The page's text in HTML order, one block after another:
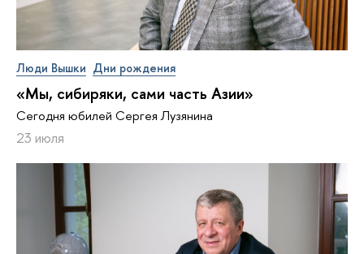
Люди Вышки Дни рождения
«Мы, сибиряки, сами часть Азии»
Сегодня юбилей Сергея Лузянина
23 июля